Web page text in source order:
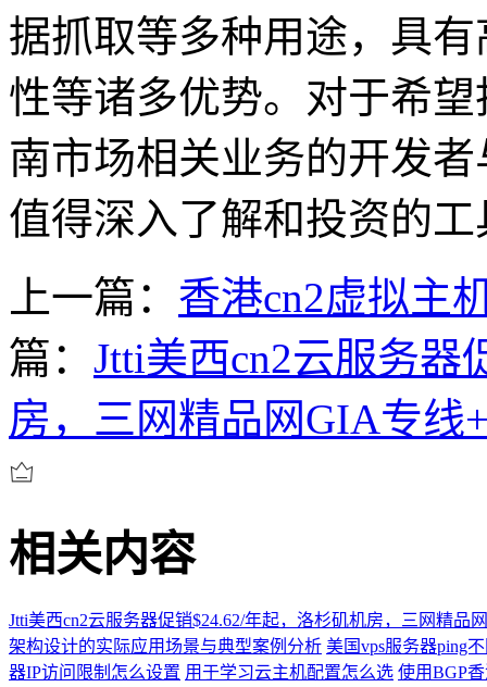
据抓取等多种用途，具
性等诸多优势。对于希
南市场相关业务的开发
值得深入了解和投资的工
上一篇： 香港cn2虚拟主
篇： Jtti美西cn2云服务器
房，三网精品网GIA专线
相关内容
Jtti美西cn2云服务器促销$24.62/年起，洛杉矶机房，三网精品
架构设计的实际应用场景与典型案例分析 美国vps服务器ping
器IP访问限制怎么设置 用于学习云主机配置怎么选 使用BGP